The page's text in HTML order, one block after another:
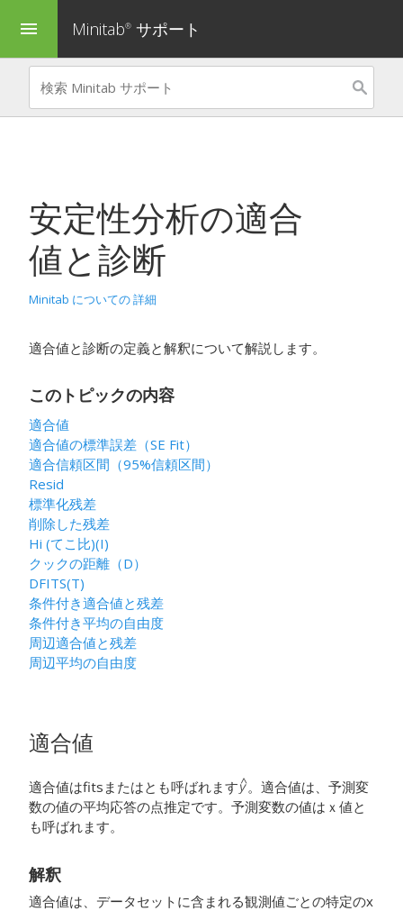
menu Minitab® サポート
安定性分析の適合
値と診断
Minitab についての 詳細
適合値と診断の定義と解釈について解説します。
このトピックの内容
適合値
適合値の標準誤差（SE Fit）
適合信頼区間（95%信頼区間）
Resid
標準化残差
削除した残差
Hi (てこ比)(I)
クックの距離（D）
DFITS(T)
条件付き適合値と残差
条件付き平均の自由度
周辺適合値と残差
周辺平均の自由度
適合値
適合値はfitsまたはとも呼ばれます 。適合値は、予測変
数の値の平均応答の点推定です。予測変数の値はｘ値と
も呼ばれます。
解釈
適合値は、データセットに含まれる観測値ごとの特定のx